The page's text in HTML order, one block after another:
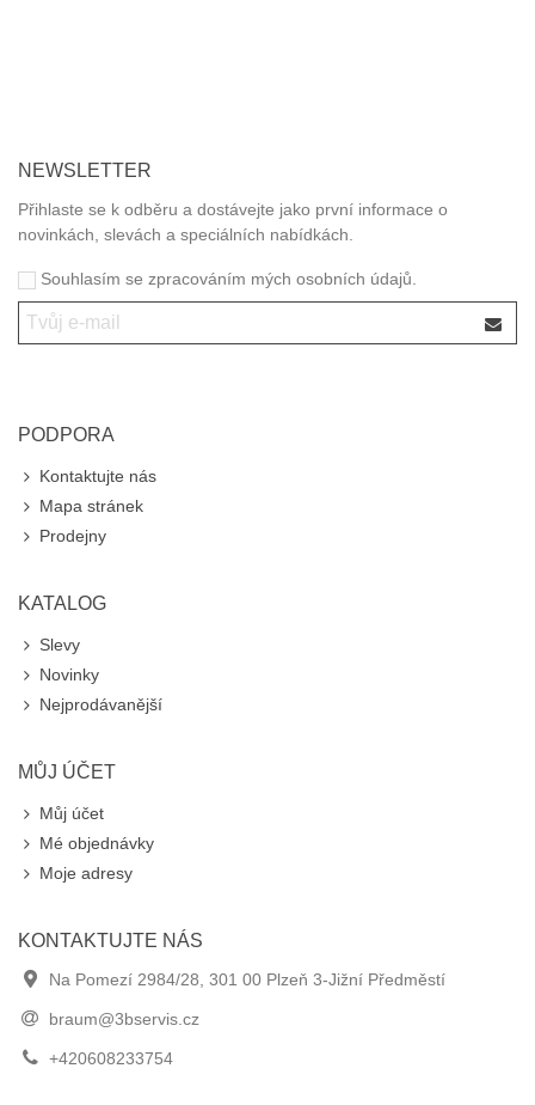
NEWSLETTER
Přihlaste se k odběru a dostávejte jako první informace o
novinkách, slevách a speciálních nabídkách.
Souhlasím se zpracováním mých osobních údajů.
PODPORA
Kontaktujte nás
Mapa stránek
Prodejny
KATALOG
Slevy
Novinky
Nejprodávanější
MŮJ ÚČET
Můj účet
Mé objednávky
Moje adresy
KONTAKTUJTE NÁS
Na Pomezí 2984/28, 301 00 Plzeň 3-Jižní Předměstí
braum@3bservis.cz
+420608233754